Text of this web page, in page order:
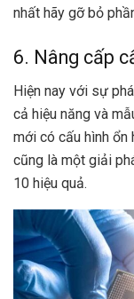
nhất hãy gỡ bỏ
6. Nâng cấp
Hiện nay với sự
cả hiệu năng và
mới có cấu hình ổn
cũng là một giải
10 hiệu quả.